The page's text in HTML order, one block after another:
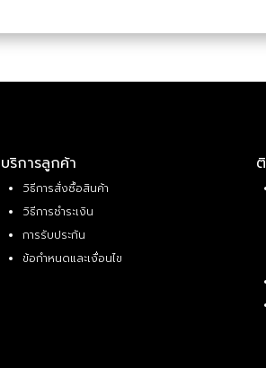
บริการลูกค้า
วิธีการสั่งซื้อสินค้า
วิธีการชำระเงิน
การรับประกัน
ข้อกำหนดและเงื่อนไข